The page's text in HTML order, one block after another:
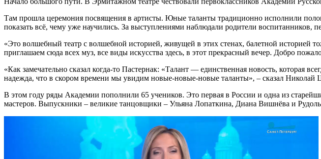
Там прошла церемония посвящения в артисты. Юные таланты традиционно исполнили
показать всё, чему уже научились. За выступлениями наблюдали родители воспитанников,
«Это волшебный театр с волшебной историей, живущей в этих стенах, балетной
приглашаем сюда всех муз, все виды искусства здесь, в этот прекрасный вечер. Добро
«Как замечательно сказал когда-то Пастернак: «Талант — единственная новость, которая
надежда, что в скором времени мы увидим новые-новые-новые таланты», – сказал
В этом году ряды Академии пополнили 65 учеников. Это первая в России и одна из
мастеров. Выпускники – великие танцовщики – Ульяна Лопаткина, Диана Вишнёва и